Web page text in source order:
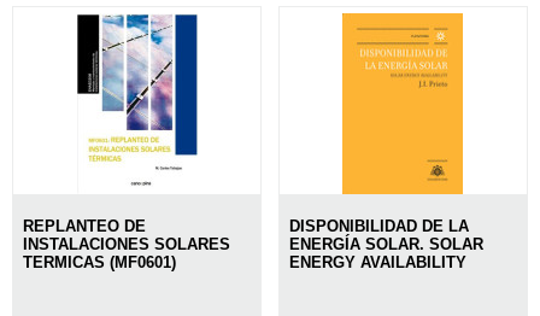
REPLANTEO DE
INSTALACIONES SOLARES
TERMICAS (MF0601)
DISPONIBILIDAD DE LA
ENERGÍA SOLAR. SOLAR
ENERGY AVAILABILITY